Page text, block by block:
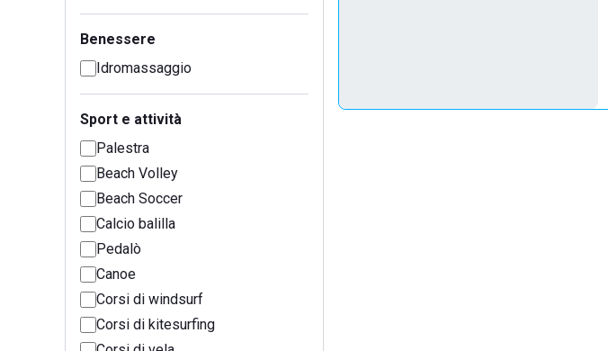
Benessere
Idromassaggio
Sport e attività
Palestra
Beach Volley
Beach Soccer
Calcio balilla
Pedalò
Canoe
Corsi di windsurf
Corsi di kitesurfing